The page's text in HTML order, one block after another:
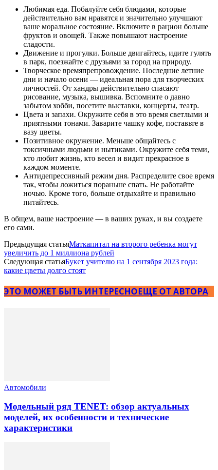
Любимая еда. Побалуйте себя блюдами, которые
действительно вам нравятся и значительно улучшают
ваше моральное состояние. Включите в рацион больше
фруктов и овощей. Также повышают настроение
сладости.
Движение и прогулки. Больше двигайтесь, идите гулять
в парк, поезжайте с друзьями за город на природу.
Творческое времяпрепровождение. Последние летние
дни и начало осени — идеальная пора для творческих
личностей. От хандры действительно спасают
рисование, музыка, вышивка. Вспомните о давно
забытом хобби, посетите выставки, концерты, театр.
Цвета и запахи. Окружите себя в это время светлыми и
приятными тонами. Заварите чашку кофе, поставьте в
вазу цветы.
Позитивное окружение. Меньше общайтесь с
токсичными людьми и нытиками. Окружите себя теми,
кто любит жизнь, кто весел и видит прекрасное в
каждом моменте.
Антидепрессивный режим дня. Распределите свое время
так, чтобы ложиться пораньше спать. Не работайте
ночью. Кроме того, больше отдыхайте и правильно
питайтесь.
В общем, ваше настроение — в ваших руках, и вы создаете
его сами.
Предыдущая статьяМаткапитал на второго ребенка могут
увеличить до 1 миллиона рублей
Следующая статьяБукет учителю на 1 сентября 2023 года:
какие цветы долго стоят
ЭТО МОЖЕТ БЫТЬ ИНТЕРЕСНОЕЩЕ ОТ АВТОРА
Автомобили
Модельный ряд TENET: обзор актуальных
моделей, их особенности и технические
характеристики